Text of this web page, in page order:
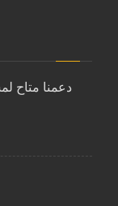
دعمنا متاح